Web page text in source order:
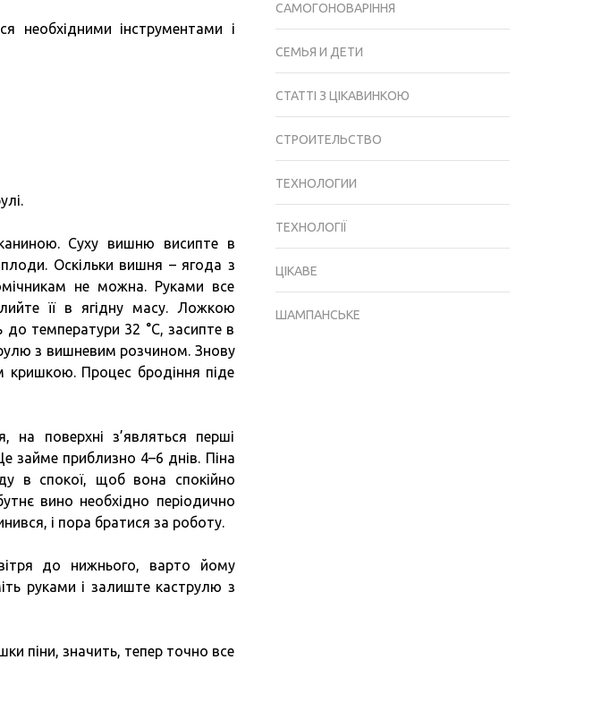
необхідними інструментами і
Суху вишню висипте в
Оскільки вишня – ягода з
не можна. Руками все
її в ягідну масу. Ложкою
температури 32 °C, засипте в
з вишневим розчином. Знову
кришкою. Процес бродіння піде
поверхні з’являться перші
займе приблизно 4–6 днів. Піна
в спокої, щоб вона спокійно
вино необхідно періодично
і пора братися за роботу.
до нижнього, варто йому
руками і залиште каструлю з
піни, значить, тепер точно все
САМОГОНОВАРІННЯ
СЕМЬЯ И ДЕТИ
СТАТТІ З ЦІКАВИНКОЮ
СТРОИТЕЛЬСТВО
ТЕХНОЛОГИИ
ТЕХНОЛОГІЇ
ЦІКАВЕ
ШАМПАНСЬКЕ